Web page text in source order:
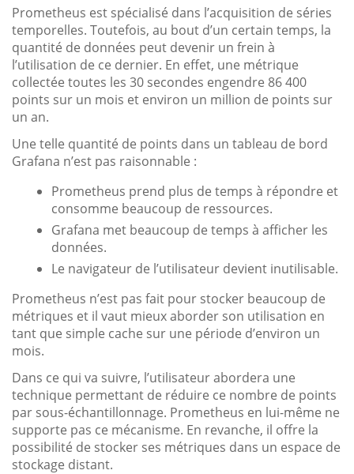
Prometheus est spécialisé dans l’acquisition de séries
temporelles. Toutefois, au bout d’un certain temps, la
quantité de données peut devenir un frein à
l’utilisation de ce dernier. En effet, une métrique
collectée toutes les 30 secondes engendre 86 400
points sur un mois et environ un million de points sur
un an.
Une telle quantité de points dans un tableau de bord
Grafana n’est pas raisonnable :
Prometheus prend plus de temps à répondre et
consomme beaucoup de ressources.
Grafana met beaucoup de temps à afficher les
données.
Le navigateur de l’utilisateur devient inutilisable.
Prometheus n’est pas fait pour stocker beaucoup de
métriques et il vaut mieux aborder son utilisation en
tant que simple cache sur une période d’environ un
mois.
Dans ce qui va suivre, l’utilisateur abordera une
technique permettant de réduire ce nombre de points
par sous-échantillonnage. Prometheus en lui-même ne
supporte pas ce mécanisme. En revanche, il offre la
possibilité de stocker ses métriques dans un espace de
stockage distant.